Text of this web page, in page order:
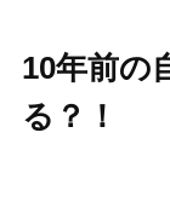
10年前の
る？！